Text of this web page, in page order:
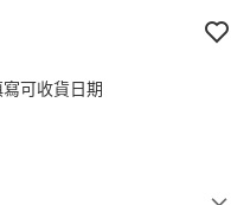
可收貨日期